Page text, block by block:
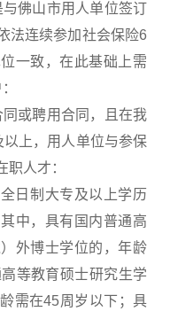
佛山市用人单位签订
法连续参加社会保险6
一致，在此基础上需
或聘用合同，且在我
上，用人单位与参保
人才：
日制大专及以上学历
中，具有国内普通高
外博士学位的，年龄
等教育硕士研究生学
需在45周岁以下；具